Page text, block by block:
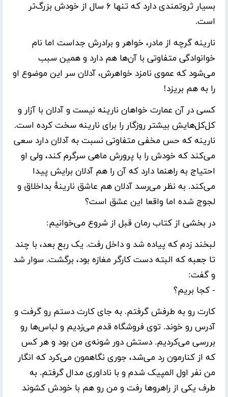
بسیار ثروتمندی دارد که تنها ۶ سال از خودش بزر‌گ‌تر
است.
نارینه گرچه از مادر، خواهر و برادرش جداست اما نام
خوانوادگی متفاوتی با آن‌ها هم دارد و همین سبب
می‌شود که عموی نامزد خواهرش، آدلان سر این موضوع او
را به هم بریزد!
کسی در آن عمارت خواهان نارینه نیست و آدلان با آزار و
کل‌کل‌هایش بیشتر روزگار را برای نارینه سخت کرده است.
نارینه که حس مخفی متفاوتی نسبت به آدلان دارد سعی
می‌کند که خودش را با پرورش ماهی سرگرم کند، ولی او
احتیاج به راهنما دارد که آن را هم آدلان برایش پیدا
می‌کند. به نظر می‌رسد آدلان هم عاشق نارینهٔ بداخلاق و
لجوج شده اما واقعا این عشق است؟
در بخشی از کتاب رمان قبل از شروع می‌خوانیم:
لبخند زدم که پیاده شد و داخل رفت. یک ربع بعد، با چند
تا جعبه که البته دست کارگر مغازه بود، برگشت. سوار شد
و گفت:
- کجا بریم؟
کارت رو به طرفش گرفتم. به جای کارت دستم رو گرفت و
آدرس رو خوند. توی فروشگاه قدم می‌زدیم و لباس‌ها رو
بررسی می‌کردیم. دستش دور شونه‌ی من بود و هر کس
که از کنارمون رد می‌شد، جوری نگاهمون می‌کرد که انگار
من نفر اول المپیک شدم و با ناداوری مدال گرفتم. به
طرف یکی از راهرو‌ها رفت و من رو هم با خودش کشوند